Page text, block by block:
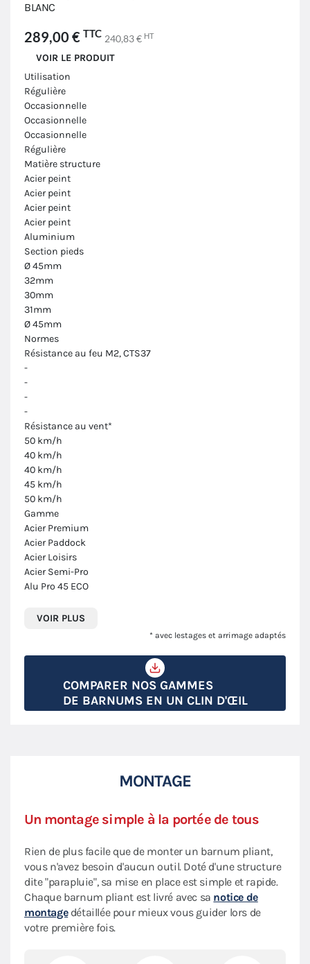
BLANC
289,00 € TTC 240,83 € HT
VOIR LE PRODUIT
Utilisation
Régulière
Occasionnelle
Occasionnelle
Occasionnelle
Régulière
Matière structure
Acier peint
Acier peint
Acier peint
Acier peint
Aluminium
Section pieds
Ø 45mm
32mm
30mm
31mm
Ø 45mm
Normes
Résistance au feu M2, CTS37
-
-
-
-
Résistance au vent*
50 km/h
40 km/h
40 km/h
45 km/h
50 km/h
Gamme
Acier Premium
Acier Paddock
Acier Loisirs
Acier Semi-Pro
Alu Pro 45 ECO
VOIR PLUS
* avec lestages et arrimage adaptés
COMPARER NOS GAMMES
DE BARNUMS EN UN CLIN D'ŒIL
MONTAGE
Un montage simple à la portée de tous
Rien de plus facile que de monter un barnum pliant,
vous n'avez besoin d'aucun outil. Doté d'une structure
dite "parapluie", sa mise en place est simple et rapide.
Chaque barnum pliant est livré avec sa notice de
montagedétaillée pour mieux vous guider lors de
votre première fois.